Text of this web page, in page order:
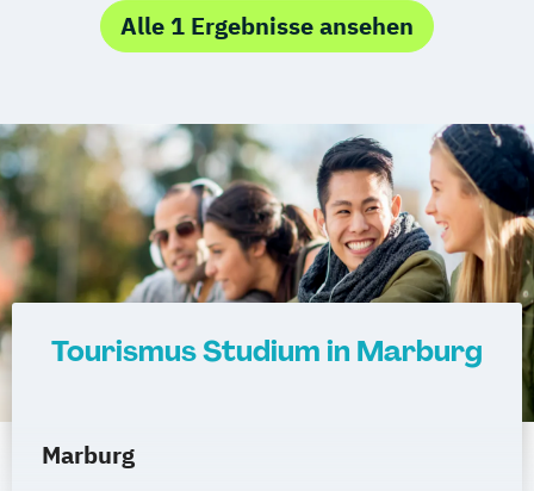
Alle 1 Ergebnisse ansehen
Tourismus Studium in Marburg
Marburg